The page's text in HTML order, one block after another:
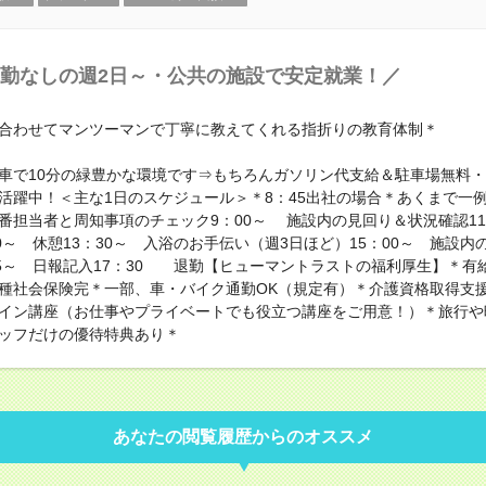
なしの週2日～・公共の施設で安定就業！／
わせてマンツーマンで丁寧に教えてくれる指折りの教育体制＊
で10分の緑豊かな環境です⇒もちろんガソリン代支給＆駐車場無料
躍中！＜主な1日のスケジュール＞＊8：45出社の場合＊あくまで一
当者と周知事項のチェック9：00～ 施設内の見回り＆状況確認
～ 休憩13：30～ 入浴のお手伝い（週3日ほど）15：00～ 施設内
～ 日報記入17：30 退勤【ヒューマントラストの福利厚生】＊有
社会保険完＊一部、車・バイク通勤OK（規定有）＊介護資格取得支
ン講座（お仕事やプライベートでも役立つ講座をご用意！）＊旅行
フだけの優待特典あり＊
あなたの閲覧履歴からのオススメ